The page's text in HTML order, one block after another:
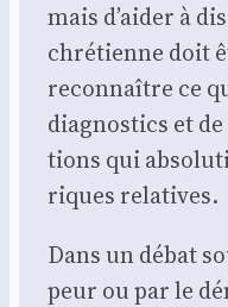
mais d’aider à
chré­tienne doit
recon­naître ce
diag­nos­tics et
tions qui
riques rela­tives.
Dans un débat
peur ou par le